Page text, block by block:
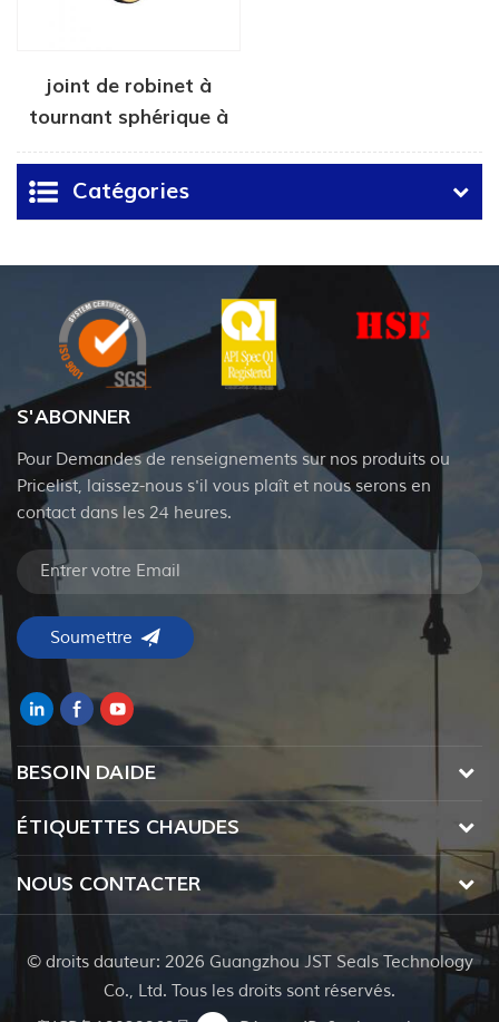
joint de robinet à
tournant sphérique à
ressort
Catégories
S'ABONNER
Pour Demandes de renseignements sur nos produits ou
Pricelist, laissez-nous s'il vous plaît et nous serons en
contact dans les 24 heures.
BESOIN DAIDE
ÉTIQUETTES CHAUDES
NOUS CONTACTER
© droits dauteur: 2026 Guangzhou JST Seals Technology
Co., Ltd. Tous les droits sont réservés.